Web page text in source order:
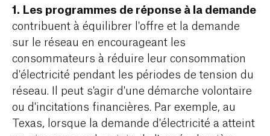
1. Les programmes de réponse à la demande
contribuent à équilibrer l'offre et la demande
sur le réseau en encourageant les
consommateurs à réduire leur consommation
d'électricité pendant les périodes de tension du
réseau. Il peut s'agir d'une démarche volontaire
ou d'incitations financières. Par exemple, au
Texas, lorsque la demande d'électricité a atteint